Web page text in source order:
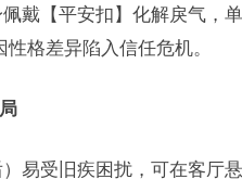
戴【平安扣】化解戾气，
格差异陷入信任危机。
易受旧疾困扰，可在客厅